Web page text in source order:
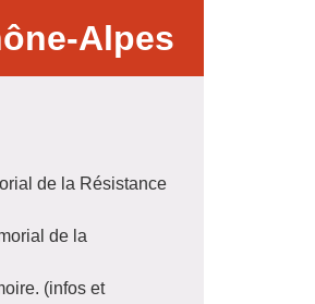
Alpes
de la Résistance
de la
(infos et